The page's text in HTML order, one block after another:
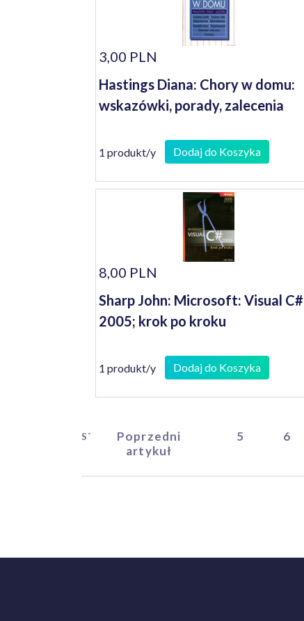
3,00 PLN
Hastings Diana: Chory w domu:
wskazówki, porady, zalecenia
1 produkt/y Dodaj do Koszyka
8,00 PLN
Sharp John: Microsoft: Visual C#
2005; krok po kroku
1 produkt/y Dodaj do Koszyka
START
Poprzedni
artykuł
5 6